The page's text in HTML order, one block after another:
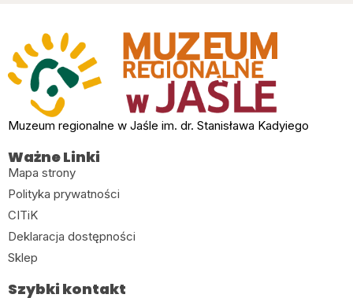
Muzeum regionalne w Jaśle im. dr. Stanisława Kadyiego
Ważne Linki
Mapa strony
Polityka prywatności
CITiK
Deklaracja dostępności
Sklep
Szybki kontakt